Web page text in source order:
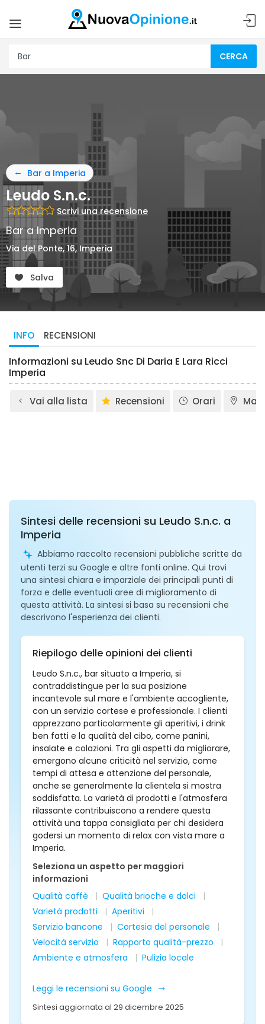
CERCA
Bar a Imperia
Leudo S.n.c.
Scrivi una recensione
Bar a Imperia
Via del Ponte, 16, Imperia
Salva
INFO RECENSIONI
Informazioni su Leudo Snc Di Daria E Lara Ricci
Imperia
Vai alla lista Recensioni Orari
Sintesi delle recensioni su Leudo S.n.c. a
Imperia
Abbiamo raccolto recensioni pubbliche scritte da
utenti terzi su Google e altre fonti online. Qui trovi
una sintesi chiara e imparziale dei principali punti di
forza e delle eventuali aree di miglioramento di
questa attività. La sintesi si basa su recensioni che
descrivono l'esperienza dei clienti.
Riepilogo delle opinioni dei clienti
Leudo S.n.c., bar situato a Imperia, si
contraddistingue per la sua posizione
incantevole sul mare e l'ambiente accogliente,
con un servizio cortese e professionale. I clienti
apprezzano particolarmente gli aperitivi, i drink
ben fatti e la qualità del cibo, come panini,
insalate e colazioni. Tra gli aspetti da migliorare,
emergono alcune criticità nel servizio, come
tempi di attesa e attenzione del personale,
anche se generalmente la clientela si mostra
soddisfatta. La varietà di prodotti e l'atmosfera
rilassante contribuiscono a rendere questa
attività una tappa consigliata per chi desidera
godersi un momento di relax con vista mare a
Imperia.
Seleziona un aspetto per maggiori
informazioni
Qualità caffè
Qualità brioche e dolci
Varietà prodotti
Aperitivi
Servizio bancone
Cortesia del personale
Velocità servizio
Rapporto qualità-prezzo
Ambiente e atmosfera
Pulizia locale
Leggi le recensioni su Google
Sintesi aggiornata al 29 dicembre 2025